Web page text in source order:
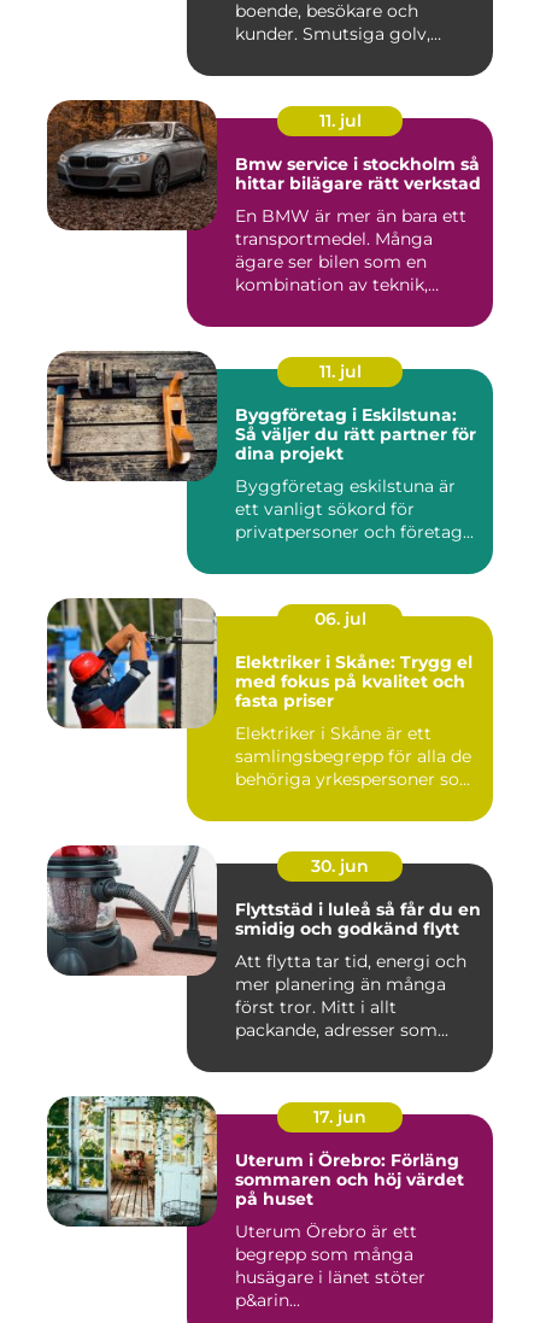
boende, besökare och
kunder. Smutsiga golv,
11. jul
Bmw service i stockholm så
hittar bilägare rätt verkstad
En BMW är mer än bara ett
transportmedel. Många
ägare ser bilen som en
kombination av teknik,
11. jul
Byggföretag i Eskilstuna:
Så väljer du rätt partner för
dina projekt
Byggföretag eskilstuna är
ett vanligt sökord för
privatpersoner och företag...
06. jul
Elektriker i Skåne: Trygg el
med fokus på kvalitet och
fasta priser
Elektriker i Skåne är ett
samlingsbegrepp för alla de
behöriga yrkespersoner so...
30. jun
Flyttstäd i luleå så får du en
smidig och godkänd flytt
Att flytta tar tid, energi och
mer planering än många
först tror. Mitt i allt
packande, adresser som...
17. jun
Uterum i Örebro: Förläng
sommaren och höj värdet
på huset
Uterum Örebro är ett
begrepp som många
husägare i länet stöter
p&arin...